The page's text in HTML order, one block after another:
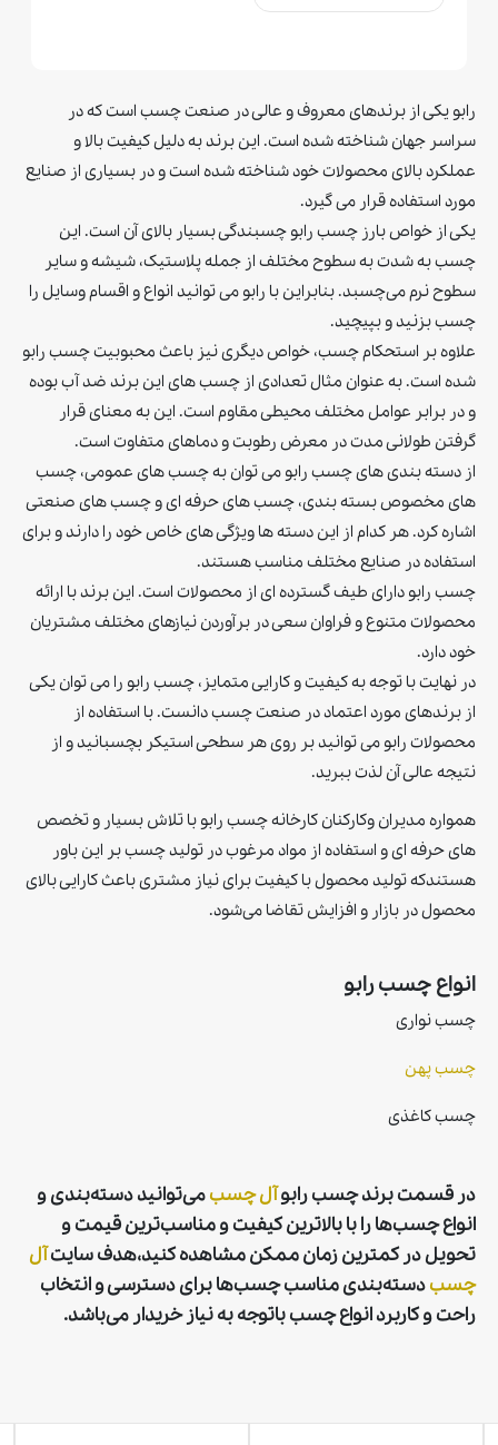
رابو یکی از برندهای معروف و عالی در صنعت چسب است که در
سراسر جهان شناخته شده است. این برند به دلیل کیفیت بالا و
عملکرد بالای محصولات خود شناخته شده است و در بسیاری از صنایع
مورد استفاده قرار می گیرد.
یکی از خواص بارز چسب رابو چسبندگی بسیار بالای آن است. این
چسب به شدت به سطوح مختلف از جمله پلاستیک، شیشه و سایر
سطوح نرم می‌چسبد. بنابراین با رابو می توانید انواع و اقسام وسایل را
چسب بزنید و بپیچید.
علاوه بر استحکام چسب، خواص دیگری نیز باعث محبوبیت چسب رابو
شده است. به عنوان مثال تعدادی از چسب های اين برند ضد آب بوده
و در برابر عوامل مختلف محیطی مقاوم است. این به معنای قرار
گرفتن طولانی مدت در معرض رطوبت و دماهای متفاوت است.
از دسته بندی های چسب رابو می توان به چسب های عمومی، چسب
های مخصوص بسته بندی، چسب های حرفه ای و چسب های صنعتی
اشاره کرد. هر کدام از این دسته ها ویژگی های خاص خود را دارند و برای
استفاده در صنایع مختلف مناسب هستند.
چسب رابو دارای طیف گسترده ای از محصولات است. این برند با ارائه
محصولات متنوع و فراوان سعی در برآوردن نیازهای مختلف مشتریان
خود دارد.
در نهایت با توجه به کیفیت و کارایی متمایز، چسب رابو را می توان یکی
از برندهای مورد اعتماد در صنعت چسب دانست. با استفاده از
محصولات رابو می توانید بر روی هر سطحی استیکر بچسبانید و از
نتیجه عالی آن لذت ببرید.
همواره مديران وكاركنان كارخانه چسب رابو با تلاش بسيار و تخصص
های حرفه ای و استفاده از مواد مرغوب در توليد چسب بر اين باور
هستندكه توليد محصول با كيفيت برای نياز مشتری باعث كارايی بالای
محصول در بازار و افزايش تقاضا می‌شود.
انواع چسب رابو
چسب نواری
چسب پهن
چسب كاغذی
در قسمت برند چسب رابوآل‌ چسبمی‌توانید دسته‌بندی و
انواع چسب‌ها را با بالاترین کیفیت و مناسب‌ترین قیمت و
تحویل در کمترین زمان ممکن مشاهده کنید،هدف سایتآل
چسبدسته‌بندی مناسب چسب‌ها برای دسترسی و انتخاب
راحت و کاربرد انواع چسب باتوجه به نیاز خریدار می‌باشد.